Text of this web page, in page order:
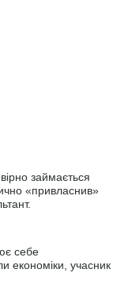
займається
«привласнив»
себе
економіки, учасник